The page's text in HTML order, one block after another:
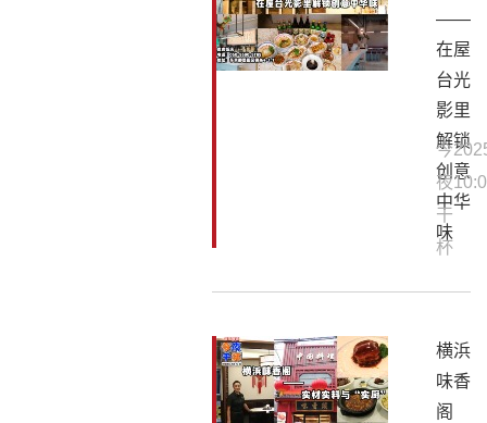
——
在屋
台光
影里
解锁
创意
中华
味
今
夜
干
杯
横浜
味香
阁